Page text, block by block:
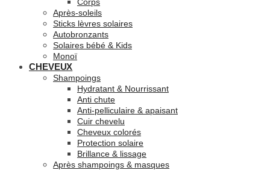
Après-soleils
Sticks lèvres solaires
Autobronzants
Solaires bébé & Kids
Monoï
CHEVEUX
Shampoings
Hydratant & Nourrissant
Anti chute
Anti-pelliculaire & apaisant
Cuir chevelu
Cheveux colorés
Protection solaire
Brillance & lissage
Après shampoings & masques